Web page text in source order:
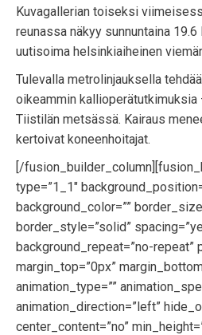
Kuvagallerian toiseksi
reunassa näkyy sunnuntaina
uutisoima helsinkiaiheinen
Tulevalla metrolinjauksella
oikeammin kallioperätutkimuksia
Tiistilän metsässä. Kairaus
kertoivat koneenhoitajat.
[/
type=”1_1″
background_color=””
border_style=”solid”
background_repeat=”no-repeat”
margin_top=”0px”
animation_type=””
animation_direction=”left”
center_content=”no”